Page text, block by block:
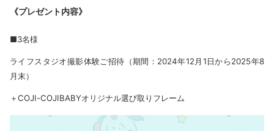
《プレゼント内容》
■3名様
ライフスタジオ撮影体験ご招待（期間：2024年12月1日から2025年8
月末）
＋COJI-COJIBABYオリジナル選び取りフレーム